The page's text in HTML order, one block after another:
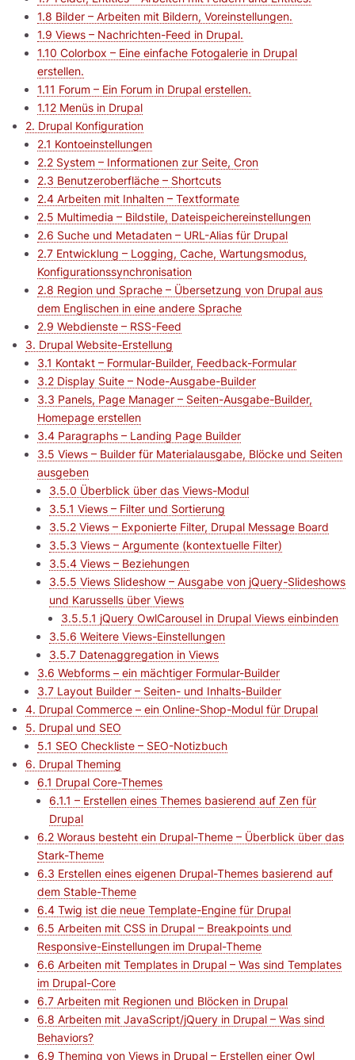
1.8 Bilder – Arbeiten mit Bildern, Voreinstellungen.
1.9 Views – Nachrichten-Feed in Drupal.
1.10 Colorbox – Eine einfache Fotogalerie in Drupal
erstellen.
1.11 Forum – Ein Forum in Drupal erstellen.
1.12 Menüs in Drupal
2. Drupal Konfiguration
2.1 Kontoeinstellungen
2.2 System – Informationen zur Seite, Cron
2.3 Benutzeroberfläche – Shortcuts
2.4 Arbeiten mit Inhalten – Textformate
2.5 Multimedia – Bildstile, Dateispeichereinstellungen
2.6 Suche und Metadaten – URL-Alias für Drupal
2.7 Entwicklung – Logging, Cache, Wartungsmodus,
Konfigurationssynchronisation
2.8 Region und Sprache – Übersetzung von Drupal aus
dem Englischen in eine andere Sprache
2.9 Webdienste – RSS-Feed
3. Drupal Website-Erstellung
3.1 Kontakt – Formular-Builder, Feedback-Formular
3.2 Display Suite – Node-Ausgabe-Builder
3.3 Panels, Page Manager – Seiten-Ausgabe-Builder,
Homepage erstellen
3.4 Paragraphs – Landing Page Builder
3.5 Views – Builder für Materialausgabe, Blöcke und Seiten
ausgeben
3.5.0 Überblick über das Views-Modul
3.5.1 Views – Filter und Sortierung
3.5.2 Views – Exponierte Filter, Drupal Message Board
3.5.3 Views – Argumente (kontextuelle Filter)
3.5.4 Views – Beziehungen
3.5.5 Views Slideshow – Ausgabe von jQuery-Slideshows
und Karussells über Views
3.5.5.1 jQuery OwlCarousel in Drupal Views einbinden
3.5.6 Weitere Views-Einstellungen
3.5.7 Datenaggregation in Views
3.6 Webforms – ein mächtiger Formular-Builder
3.7 Layout Builder – Seiten- und Inhalts-Builder
4. Drupal Commerce – ein Online-Shop-Modul für Drupal
5. Drupal und SEO
5.1 SEO Checkliste – SEO-Notizbuch
6. Drupal Theming
6.1 Drupal Core-Themes
6.1.1 – Erstellen eines Themes basierend auf Zen für
Drupal
6.2 Woraus besteht ein Drupal-Theme – Überblick über das
Stark-Theme
6.3 Erstellen eines eigenen Drupal-Themes basierend auf
dem Stable-Theme
6.4 Twig ist die neue Template-Engine für Drupal
6.5 Arbeiten mit CSS in Drupal – Breakpoints und
Responsive-Einstellungen im Drupal-Theme
6.6 Arbeiten mit Templates in Drupal – Was sind Templates
im Drupal-Core
6.7 Arbeiten mit Regionen und Blöcken in Drupal
6.8 Arbeiten mit JavaScript/jQuery in Drupal – Was sind
Behaviors?
6.9 Theming von Views in Drupal – Erstellen einer Owl